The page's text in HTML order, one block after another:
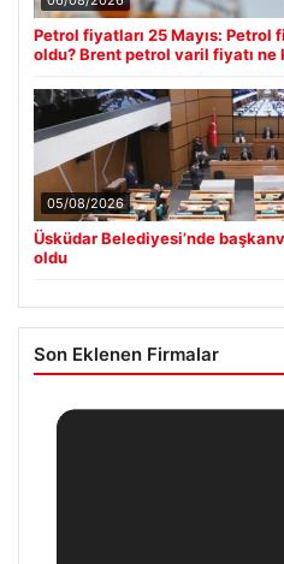
Petrol fiyatları 25 Mayıs: Petrol
oldu? Brent petrol varil fiyatı ne
05/08/2026
Üsküdar Belediyesi’nde
oldu
Son Eklenen Firmalar